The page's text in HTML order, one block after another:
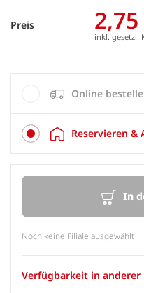
Preis 2,75
inkl. gesetzl.
Online
Reservieren &
In
Noch keine Filiale ausgewählt
Verfügbarkeit in anderer